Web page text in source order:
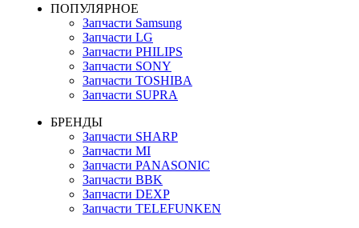
ПОПУЛЯРНОЕ
Запчасти Samsung
Запчасти LG
Запчасти PHILIPS
Запчасти SONY
Запчасти TOSHIBA
Запчасти SUPRA
БРЕНДЫ
Запчасти SHARP
Запчасти MI
Запчасти PANASONIC
Запчасти BBK
Запчасти DEXP
Запчасти TELEFUNKEN